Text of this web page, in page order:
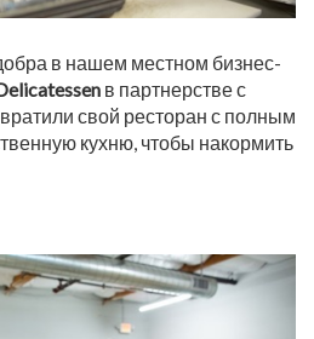
в нашем местном бизнес-
в партнерстве с
свой ресторан с полным
кухню, чтобы накормить